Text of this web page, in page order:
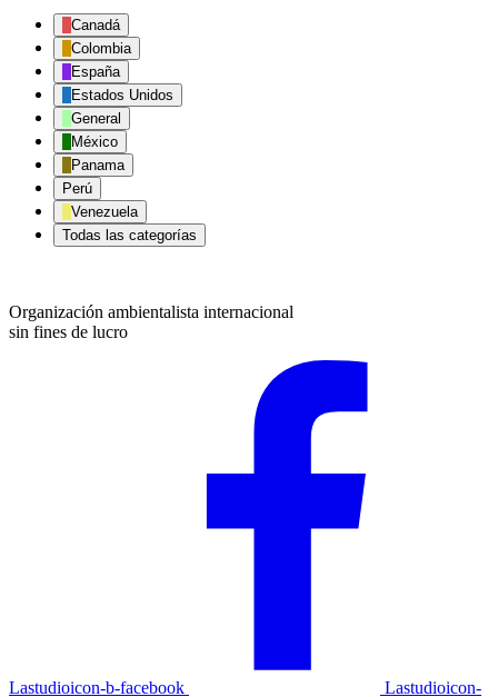
Canadá
Colombia
España
Estados Unidos
General
México
Panama
Perú
Venezuela
Todas las categorías
Organización ambientalista internacional
sin fines de lucro
Lastudioicon-b-facebook Lastudioicon-